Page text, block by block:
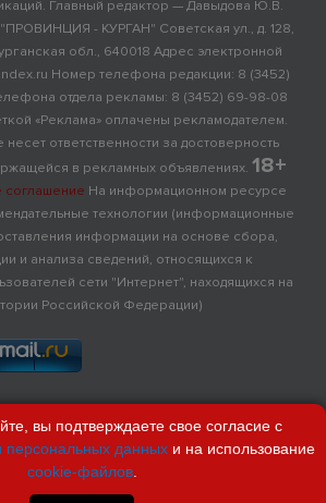
Главный редактор — Давыдова Ю.В.
- КУРГАН" Советская ул., д. 128,
обл., 640018 Адрес электронной
Номер телефона редакции: 8 (3452)
отдела рекламы: 8 (3452) 69-98-08
«Реклама» оплачены рекламодателем.
несет ответственности за достоверность
в рекламных объявлениях. 18+
соглашение На информационном ресурсе
технологии (информационные
информации на основе сбора,
и анализа сведений, относящихся к
сети "Интернет", находящихся на
Российской Федерации)
вы подтверждаете свое согласие с
персональных данныхи на использование
cookie-файлов.